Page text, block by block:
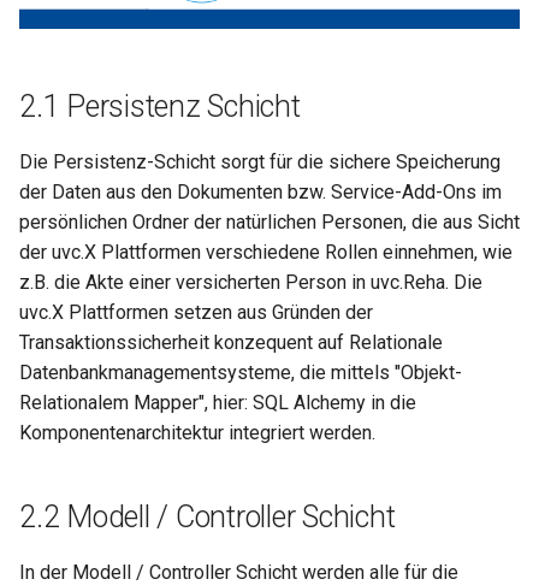
2.1 Persistenz Schicht
Die Persistenz-Schicht sorgt für die sichere Speicherung
der Daten aus den Dokumenten bzw. Service-Add-Ons im
persönlichen Ordner der natürlichen Personen, die aus Sicht
der uvc.X Plattformen verschiedene Rollen einnehmen, wie
z.B. die Akte einer versicherten Person in uvc.Reha. Die
uvc.X Plattformen setzen aus Gründen der
Transaktionssicherheit konzequent auf Relationale
Datenbankmanagementsysteme, die mittels "Objekt-
Relationalem Mapper", hier: SQL Alchemy in die
Komponentenarchitektur integriert werden.
2.2 Modell / Controller Schicht
In der Modell / Controller Schicht werden alle für die